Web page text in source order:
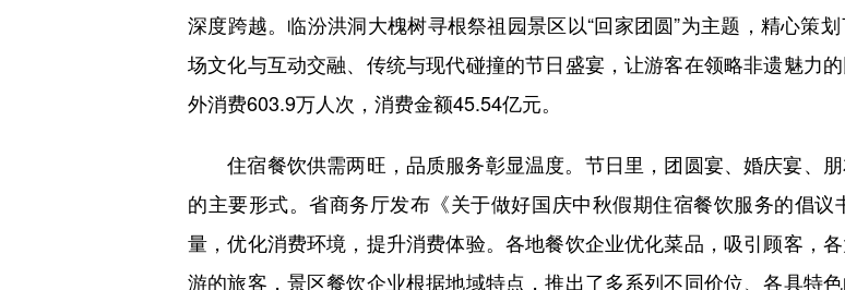
深度跨越。临汾洪洞大槐树寻根祭祖园景区以“回家团圆”为主题，精心
场文化与互动交融、传统与现代碰撞的节日盛宴，让游客在领略非遗魅力
外消费603.9万人次，消费金额45.54亿元。
住宿餐饮供需两旺，品质服务彰显温度。节日里，团圆宴、婚庆宴、
的主要形式。省商务厅发布《关于做好国庆中秋假期住宿餐饮服务的倡
量，优化消费环境，提升消费体验。各地餐饮企业优化菜品，吸引顾客，
游的旅客，景区餐饮企业根据地域特点，推出了多系列不同价位、各具特